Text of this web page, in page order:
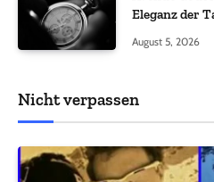
Eleganz der
August 5, 2026
Nicht verpassen